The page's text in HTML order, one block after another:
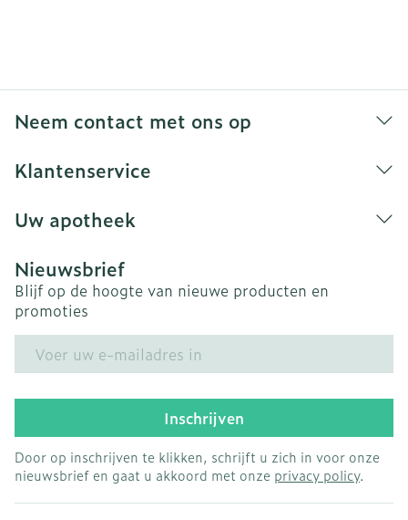
Chronische ondervoeding. Volg deze instructies
heeft. Wanneer u voelt dat Paracetamol AB te
of apotheker. Wijze van toediening De tablet
Neem contact met ons op
Klantenservice
Uw apotheek
Nieuwsbrief
Blijf op de hoogte van nieuwe producten en
promoties
Inschrijven
Door op inschrijven te klikken, schrijft u zich in voor onze
nieuwsbrief en gaat u akkoord met onze privacy policy.